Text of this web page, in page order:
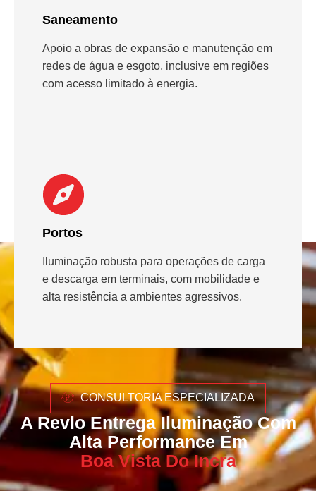
Saneamento
Apoio a obras de expansão e manutenção em
redes de água e esgoto, inclusive em regiões
com acesso limitado à energia.
Portos
Iluminação robusta para operações de carga
e descarga em terminais, com mobilidade e
alta resistência a ambientes agressivos.
CONSULTORIA ESPECIALIZADA
A Revlo Entrega Iluminação Com
Alta Performance Em
Boa Vista Do Incra